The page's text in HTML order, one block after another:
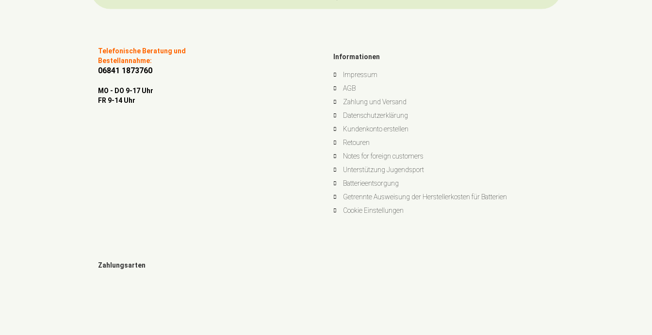
Telefonische Beratung und
Bestellannahme:
06841 1873760
MO - DO 9-17 Uhr
FR 9-14 Uhr
Informationen
Impressum
AGB
Zahlung und Versand
Datenschutzerklärung
Kundenkonto erstellen
Retouren
Notes for foreign customers
Unterstützung Jugendsport
Batterieentsorgung
Getrennte Ausweisung der Herstellerkosten für Batterien
Cookie Einstellungen
Zahlungsarten